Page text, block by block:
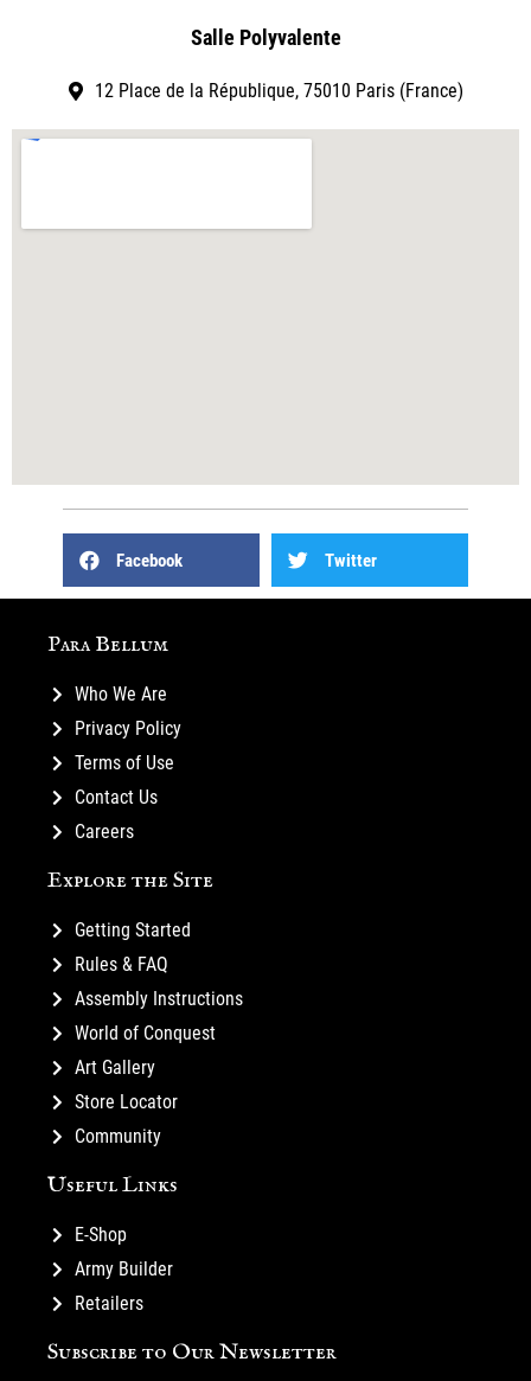
Salle Polyvalente
12 Place de la République, 75010 Paris (France)
Facebook Twitter
Para Bellum
Who We Are
Privacy Policy
Terms of Use
Contact Us
Careers
Explore the Site
Getting Started
Rules & FAQ
Assembly Instructions
World of Conquest
Art Gallery
Store Locator
Community
Useful Links
E-Shop
Army Builder
Retailers
Subscribe to Our Newsletter